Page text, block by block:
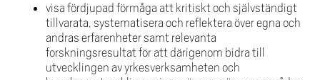
visa fördjupad förmåga att kritiskt och självständigt
tillvarata, systematisera och reflektera över egna och
andras erfarenheter samt relevanta
forskningsresultat för att därigenom bidra till
utvecklingen av yrkesverksamheten och